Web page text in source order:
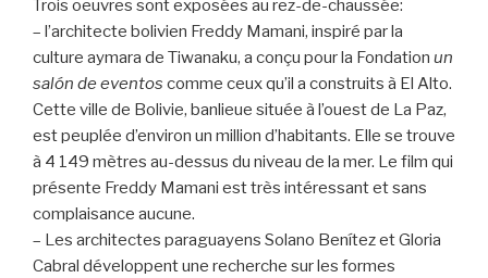
Trois oeuvres sont exposées au rez-de-chaussée:
– l’architecte bolivien Freddy Mamani, inspiré par la
culture aymara de Tiwanaku, a conçu pour la Fondation un
salón de eventos comme ceux qu’il a construits à El Alto.
Cette ville de Bolivie, banlieue située à l’ouest de La Paz,
est peuplée d’environ un million d’habitants. Elle se trouve
à 4 149 mètres au-dessus du niveau de la mer. Le film qui
présente Freddy Mamani est très intéressant et sans
complaisance aucune.
– Les architectes paraguayens Solano Benítez et Gloria
Cabral développent une recherche sur les formes